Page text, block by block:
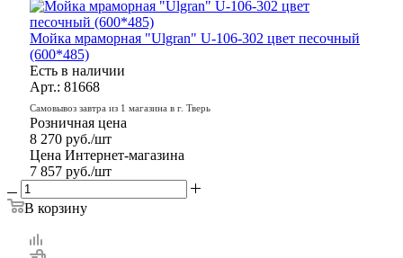
Мойка мраморная "Ulgran" U-106-302 цвет песочный
(600*485)
Есть в наличии
Арт.: 81668
Самовывоз завтра из 1 магазина в г. Тверь
Розничная цена
8 270 руб./шт
Цена Интернет-магазина
7 857 руб./шт
В корзину